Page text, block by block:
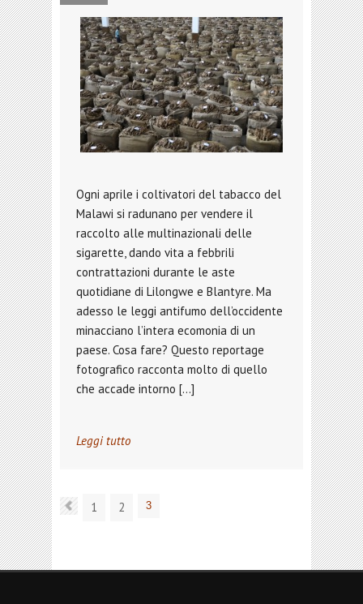
Ogni aprile i coltivatori del tabacco del
Malawi si radunano per vendere il
raccolto alle multinazionali delle
sigarette, dando vita a febbrili
contrattazioni durante le aste
quotidiane di Lilongwe e Blantyre. Ma
adesso le leggi antifumo dell’occidente
minacciano l’intera ecomonia di un
paese. Cosa fare? Questo reportage
fotografico racconta molto di quello
che accade intorno […]
Leggi tutto
1 2 3